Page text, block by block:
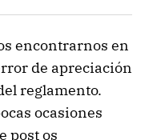
encontrarnos en
de apreciación
reglamento.
ocasiones
post os